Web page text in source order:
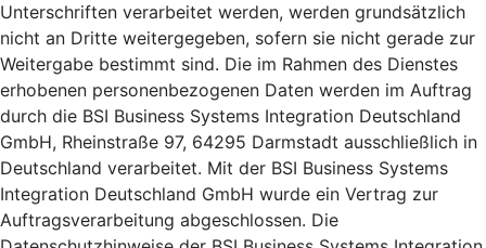
Unterschriften verarbeitet werden, werden grundsätzlich
nicht an Dritte weitergegeben, sofern sie nicht gerade zur
Weitergabe bestimmt sind. Die im Rahmen des Dienstes
erhobenen personenbezogenen Daten werden im Auftrag
durch die BSI Business Systems Integration Deutschland
GmbH, Rheinstraße 97, 64295 Darmstadt ausschließlich in
Deutschland verarbeitet. Mit der BSI Business Systems
Integration Deutschland GmbH wurde ein Vertrag zur
Auftragsverarbeitung abgeschlossen. Die